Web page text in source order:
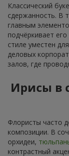
Классический
сдержанность. В
главным
подчёркивает
стиле уместен
деловых
залов, где
Ирисы в
Флористы часто
композиции. В
орхидеи,
контрастный